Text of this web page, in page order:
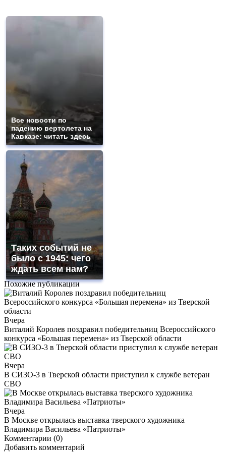
Все новости по
падению вертолета на
Кавказе: читать здесь
Таких событий не
было с 1945: чего
ждать всем нам?
Похожие публикации
Вчера
Виталий Королев поздравил победительниц Всероссийского
конкурса «Большая перемена» из Тверской области
Вчера
В СИЗО-3 в Тверской области приступил к службе ветеран
СВО
Вчера
В Москве открылась выставка тверского художника
Владимира Васильева «Патриоты»
Комментарии (0)
Добавить комментарий